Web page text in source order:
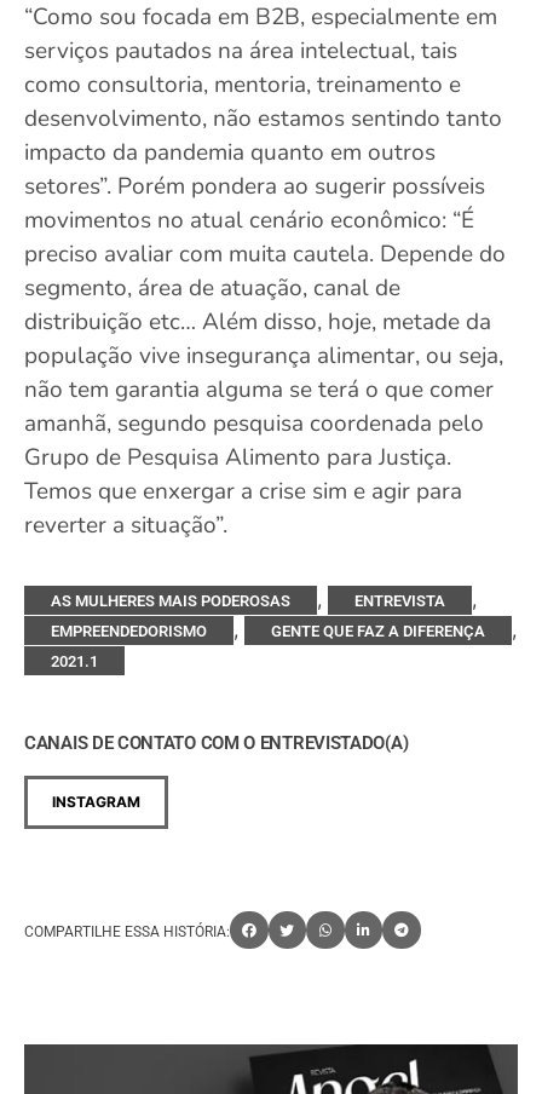
“Como sou focada em B2B, especialmente em
serviços pautados na área intelectual, tais
como consultoria, mentoria, treinamento e
desenvolvimento, não estamos sentindo tanto
impacto da pandemia quanto em outros
setores”. Porém pondera ao sugerir possíveis
movimentos no atual cenário econômico: “É
preciso avaliar com muita cautela. Depende do
segmento, área de atuação, canal de
distribuição etc… Além disso, hoje, metade da
população vive insegurança alimentar, ou seja,
não tem garantia alguma se terá o que comer
amanhã, segundo pesquisa coordenada pelo
Grupo de Pesquisa Alimento para Justiça.
Temos que enxergar a crise sim e agir para
reverter a situação”.
AS MULHERES MAIS PODEROSAS , ENTREVISTA ,
EMPREENDEDORISMO , GENTE QUE FAZ A DIFERENÇA ,
2021.1
CANAIS DE CONTATO COM O ENTREVISTADO(A)
INSTAGRAM
COMPARTILHE ESSA HISTÓRIA: